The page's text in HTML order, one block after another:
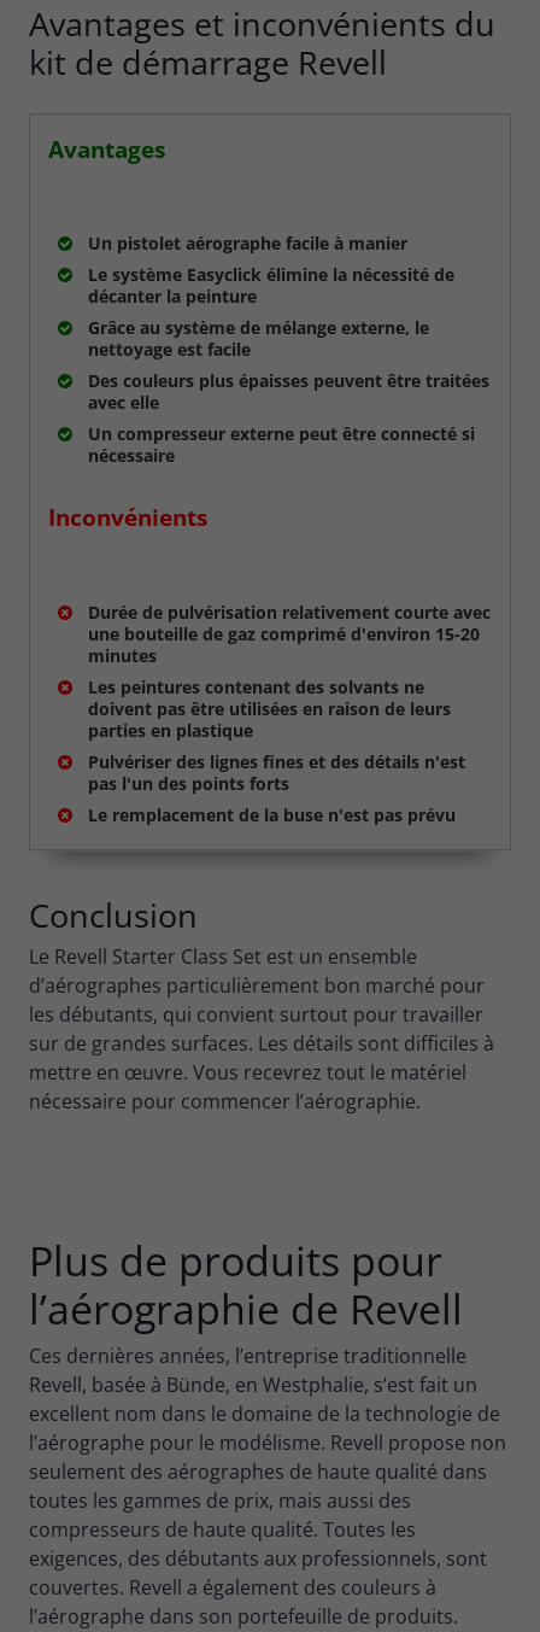
Avantages et inconvénients du
kit de démarrage Revell
Avantages
Un pistolet aérographe facile à manier
Le système Easyclick élimine la nécessité de
décanter la peinture
Grâce au système de mélange externe, le
nettoyage est facile
Des couleurs plus épaisses peuvent être traitées
avec elle
Un compresseur externe peut être connecté si
nécessaire
Inconvénients
Durée de pulvérisation relativement courte avec
une bouteille de gaz comprimé d'environ 15-20
minutes
Les peintures contenant des solvants ne
doivent pas être utilisées en raison de leurs
parties en plastique
Pulvériser des lignes fines et des détails n'est
pas l'un des points forts
Le remplacement de la buse n'est pas prévu
Conclusion
Le Revell Starter Class Set est un ensemble
d’aérographes particulièrement bon marché pour
les débutants, qui convient surtout pour travailler
sur de grandes surfaces. Les détails sont difficiles à
mettre en œuvre. Vous recevrez tout le matériel
nécessaire pour commencer l’aérographie.
Plus de produits pour
l’aérographie de Revell
Ces dernières années, l’entreprise traditionnelle
Revell, basée à Bünde, en Westphalie, s’est fait un
excellent nom dans le domaine de la technologie de
l’aérographe pour le modélisme. Revell propose non
seulement des aérographes de haute qualité dans
toutes les gammes de prix, mais aussi des
compresseurs de haute qualité. Toutes les
exigences, des débutants aux professionnels, sont
couvertes. Revell a également des couleurs à
l’aérographe dans son portefeuille de produits.